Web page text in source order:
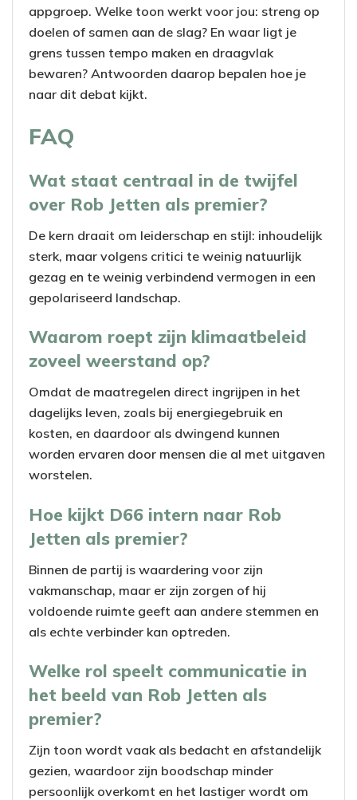
appgroep. Welke toon werkt voor jou: streng op
doelen of samen aan de slag? En waar ligt je
grens tussen tempo maken en draagvlak
bewaren? Antwoorden daarop bepalen hoe je
naar dit debat kijkt.
FAQ
Wat staat centraal in de twijfel
over Rob Jetten als premier?
De kern draait om leiderschap en stijl: inhoudelijk
sterk, maar volgens critici te weinig natuurlijk
gezag en te weinig verbindend vermogen in een
gepolariseerd landschap.
Waarom roept zijn klimaatbeleid
zoveel weerstand op?
Omdat de maatregelen direct ingrijpen in het
dagelijks leven, zoals bij energiegebruik en
kosten, en daardoor als dwingend kunnen
worden ervaren door mensen die al met uitgaven
worstelen.
Hoe kijkt D66 intern naar Rob
Jetten als premier?
Binnen de partij is waardering voor zijn
vakmanschap, maar er zijn zorgen of hij
voldoende ruimte geeft aan andere stemmen en
als echte verbinder kan optreden.
Welke rol speelt communicatie in
het beeld van Rob Jetten als
premier?
Zijn toon wordt vaak als bedacht en afstandelijk
gezien, waardoor zijn boodschap minder
persoonlijk overkomt en het lastiger wordt om